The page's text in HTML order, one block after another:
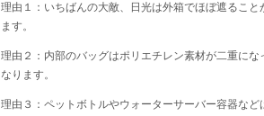
理由１：いちばんの大敵、日光は外箱でほぼ遮るこ
ます。
理由２：内部のバッグはポリエチレン素材が二重に
なります。
理由３：ペットボトルやウォーターサーバー容器な